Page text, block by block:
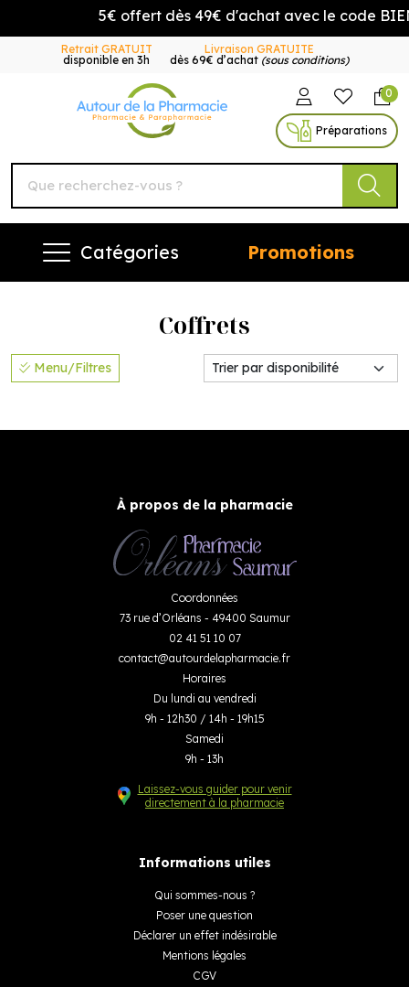
5€ offert dès 49€ d'achat avec le code
Retrait GRATUIT
disponible en 3h
Livraison GRATUITE
dès 69€ d’achat (sous conditions)
Autour de la Pharmacie
0
Préparations
Catégories Promotions
Coffrets
Menu/Filtres
À propos de la pharmacie
Coordonnées
73 rue d’Orléans - 49400 Saumur
02 41 51 10 07
contact@autourdelapharmacie.fr
Horaires
Du lundi au vendredi
9h - 12h30 / 14h - 19h15
Samedi
9h - 13h
Laissez-vous guider pour venir
directement à la pharmacie
Informations utiles
Qui sommes-nous ?
Poser une question
Déclarer un effet indésirable
Mentions légales
CGV